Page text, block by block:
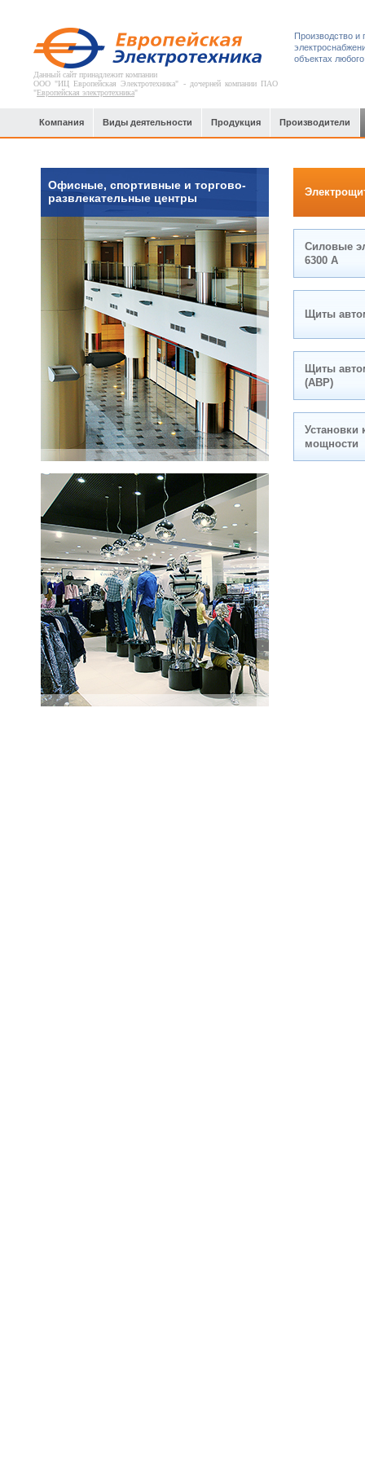
Данный сайт принадлежит компании
ООО "ИЦ Европейская Электротехника" - дочерней компании ПАО
"Европейская электротехника"
Производство и
объектах
Компания Виды деятельности Продукция Производители
Офисные, спортивные и торгово-
развлекательные центры
Силовые
6300 А
Щиты
Щиты
(АВР)
Установки
мощности